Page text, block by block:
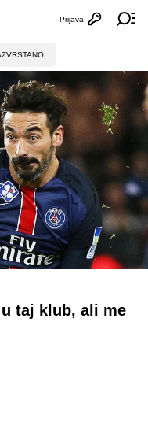
Otvori
Prijava
taj klub, ali me